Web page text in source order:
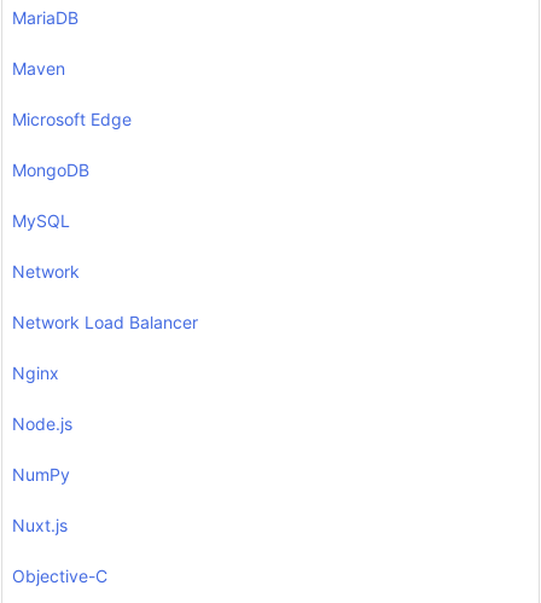
MariaDB
Maven
Microsoft Edge
MongoDB
MySQL
Network
Network Load Balancer
Nginx
Node.js
NumPy
Nuxt.js
Objective-C